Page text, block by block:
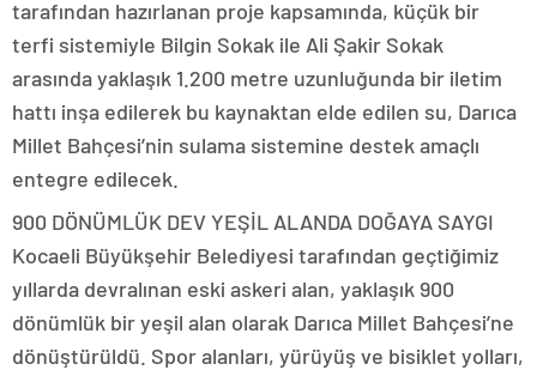
tarafından hazırlanan proje kapsamında, küçük bir
terfi sistemiyle Bilgin Sokak ile Ali Şakir Sokak
arasında yaklaşık 1.200 metre uzunluğunda bir iletim
hattı inşa edilerek bu kaynaktan elde edilen su, Darıca
Millet Bahçesi’nin sulama sistemine destek amaçlı
entegre edilecek.
900 DÖNÜMLÜK DEV YEŞİL ALANDA DOĞAYA SAYGI
Kocaeli Büyükşehir Belediyesi tarafından geçtiğimiz
yıllarda devralınan eski askeri alan, yaklaşık 900
dönümlük bir yeşil alan olarak Darıca Millet Bahçesi’ne
dönüştürüldü. Spor alanları, yürüyüş ve bisiklet yolları,